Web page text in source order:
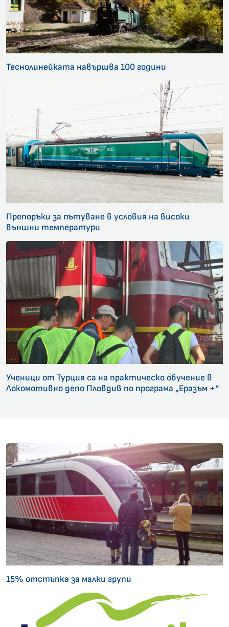
Теснолинейката навършва 100 години
Препоръки за пътуване в условия на високи
външни температури
Ученици от Турция са на практическо обучение в
Локомотивно депо Пловдив по програма „Еразъм +“
15% отстъпка за малки групи